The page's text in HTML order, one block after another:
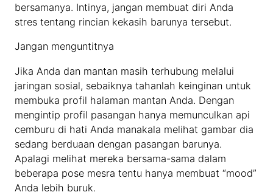
bersamanya. Intinya, jangan membuat diri Anda
stres tentang rincian kekasih barunya tersebut.
Jangan menguntitnya
Jika Anda dan mantan masih terhubung melalui
jaringan sosial, sebaiknya tahanlah keinginan untuk
membuka profil halaman mantan Anda. Dengan
mengintip profil pasangan hanya memunculkan api
cemburu di hati Anda manakala melihat gambar dia
sedang berduaan dengan pasangan barunya.
Apalagi melihat mereka bersama-sama dalam
beberapa pose mesra tentu hanya membuat “mood”
Anda lebih buruk.